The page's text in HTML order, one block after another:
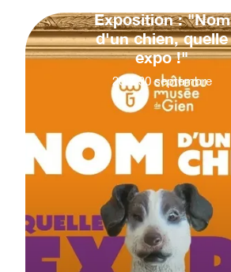
Exposition : "Nom
d'un chien, quelle
expo !"
20 30 septembre